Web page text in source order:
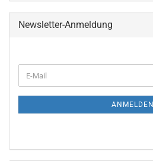
Newsletter-Anmeldung
ZUR
E-
Mail
ANMELDEN